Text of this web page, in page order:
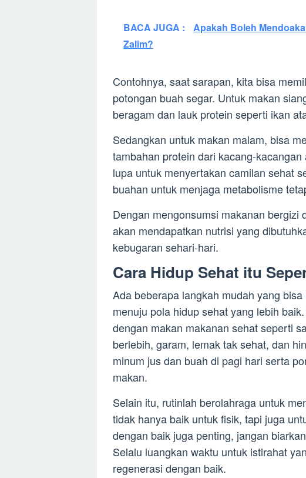
BACA JUGA :
Apakah Boleh
Zalim?
Contohnya, saat sarapan, kita bisa
potongan buah segar. Untuk makan
beragam dan lauk protein seperti ikan
Sedangkan untuk makan malam, bisa
tambahan protein dari kacang-
lupa untuk menyertakan camilan sehat
buahan untuk menjaga metabolisme
Dengan mengonsumsi makanan bergizi
akan mendapatkan nutrisi yang
kebugaran sehari-hari.
Cara Hidup Sehat itu
Ada beberapa langkah mudah yang
menuju pola hidup sehat yang lebih
dengan makan makanan sehat seperti
berlebih, garam, lemak tak sehat, dan
minum jus dan buah di pagi hari serta
makan.
Selain itu, rutinlah berolahraga untuk
tidak hanya baik untuk fisik, tapi juga
dengan baik juga penting, jangan
Selalu luangkan waktu untuk istirahat
regenerasi dengan baik.